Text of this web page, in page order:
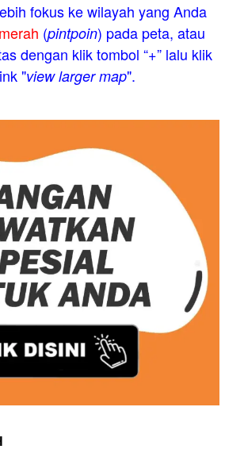
fokus ke wilayah yang Anda
(pintpoin) pada peta, atau
dengan klik tombol “+” lalu klik
"view larger map".